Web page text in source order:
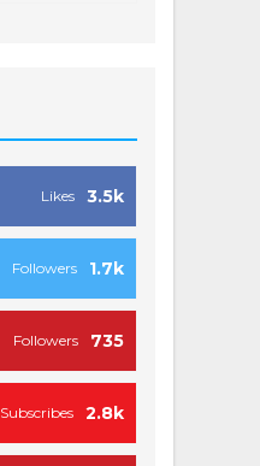
3.5k
Likes
1.7k
Followers
735
Followers
2.8k
Subscribes